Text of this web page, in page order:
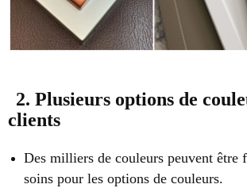
2. Plusieurs options de
clients
Des milliers de couleurs peuvent être
soins pour les options de couleurs.